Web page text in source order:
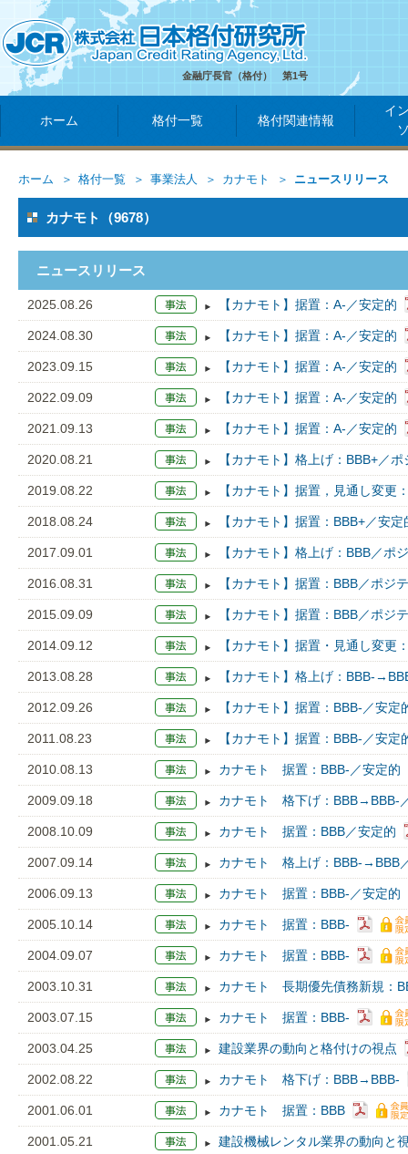
金融庁長官（格付） 第1号
ホーム 格付一覧 格付関連情報
イ
ホーム 格付一覧 事業法人 カナモト ニュースリリース
カナモト（9678）
ニュースリリース
2025.08.26 【カナモト】据置：A-／安定的
2024.08.30 【カナモト】据置：A-／安定的
2023.09.15 【カナモト】据置：A-／安定的
2022.09.09 【カナモト】据置：A-／安定的
2021.09.13 【カナモト】据置：A-／安定的
2020.08.21 【カナモト】格上げ：BBB+／
2019.08.22 【カナモト】据置，見通し変
2018.08.24 【カナモト】据置：BBB+／安定
2017.09.01 【カナモト】格上げ：BBB／ポ
2016.08.31 【カナモト】据置：BBB／ポジ
2015.09.09 【カナモト】据置：BBB／ポジ
2014.09.12 【カナモト】据置・見通し変
2013.08.28 【カナモト】格上げ：BBB-
2012.09.26 【カナモト】据置：BBB-／安定
2011.08.23 【カナモト】据置：BBB-／安定
2010.08.13 カナモト 据置：BBB-／安定的
2009.09.18 カナモト 格下げ：BBB→BBB-
2008.10.09 カナモト 据置：BBB／安定的
2007.09.14 カナモト 格上げ：BBB-→BBB
2006.09.13 カナモト 据置：BBB-／安定的
2005.10.14 カナモト 据置：BBB-
2004.09.07 カナモト 据置：BBB-
2003.10.31 カナモト 長期優先債務新規：
2003.07.15 カナモト 据置：BBB-
2003.04.25 建設業界の動向と格付けの視点
2002.08.22 カナモト 格下げ：BBB→BBB-
2001.06.01 カナモト 据置：BBB
2001.05.21 建設機械レンタル業界の動向と